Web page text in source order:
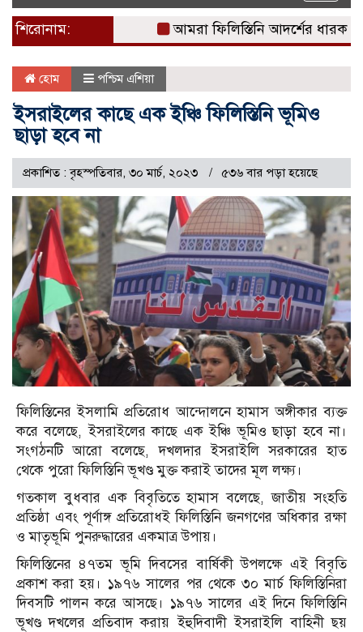
শিরোনাম: আমরা ফিলিস্তিনি আদর্শের ধারক:
হোম পশ্চিম এশিয়া
ইসরাইলের কাছে এক ইঞ্চি ফিলিস্তিনি ভূমিও
ছাড়া হবে না
প্রকাশিত : বৃহস্পতিবার, ৩০ মার্চ, ২০২৩ ৫৩৬ বার পড়া হয়েছে
ফিলিস্তিনের ইসলামি প্রতিরোধ আন্দোলনে হামাস অঙ্গীকার ব্যক্ত
করে বলেছে, ইসরাইলের কাছে এক ইঞ্চি ভূমিও ছাড়া হবে না।
সংগঠনটি আরো বলেছে, দখলদার ইসরাইলি সরকারের হাত
থেকে পুরো ফিলিস্তিনি ভূখণ্ড মুক্ত করাই তাদের মূল লক্ষ্য।
গতকাল বুধবার এক বিবৃতিতে হামাস বলেছে, জাতীয় সংহতি
প্রতিষ্ঠা এবং পূর্ণাঙ্গ প্রতিরোধই ফিলিস্তিনি জনগণের অধিকার রক্ষা
ও মাতৃভূমি পুনরুদ্ধারের একমাত্র উপায়।
ফিলিস্তিনের ৪৭তম ভূমি দিবসের বার্ষিকী উপলক্ষে এই বিবৃতি
প্রকাশ করা হয়। ১৯৭৬ সালের পর থেকে ৩০ মার্চ ফিলিস্তিনিরা
দিবসটি পালন করে আসছে। ১৯৭৬ সালের এই দিনে ফিলিস্তিনি
ভূখণ্ড দখলের প্রতিবাদ করায় ইহুদিবাদী ইসরাইলি বাহিনী ছয়